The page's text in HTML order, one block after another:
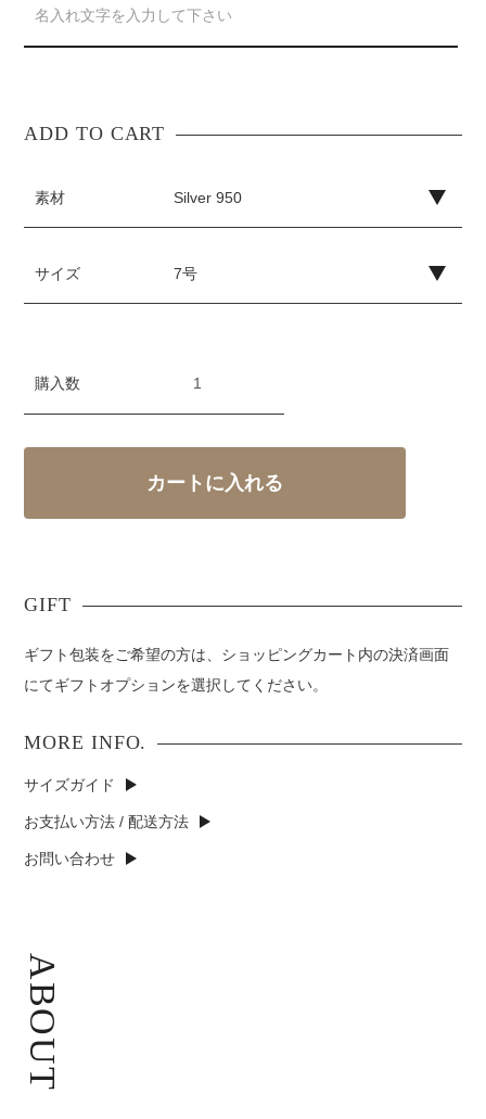
素材
サイズ
購入数
ギフト包装をご希望の方は、ショッピングカート内の決済画面
にてギフトオプションを選択してください。
サイズガイド
お支払い方法 / 配送方法
お問い合わせ
ABOUT